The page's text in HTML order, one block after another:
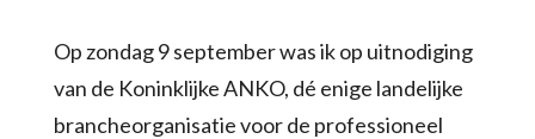
Op zondag 9 september was ik op uitnodiging
van de Koninklijke ANKO, dé enige landelijke
brancheorganisatie voor de professioneel